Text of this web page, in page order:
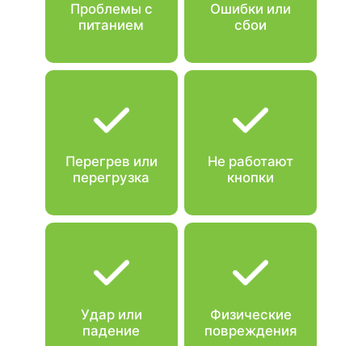
Проблемы с
питанием
Ошибки или
сбои
Перегрев или
перегрузка
Не работают
кнопки
Удар или
падение
Физические
повреждения